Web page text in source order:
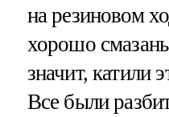
на резиновом
хорошо
значит, катили
Все были